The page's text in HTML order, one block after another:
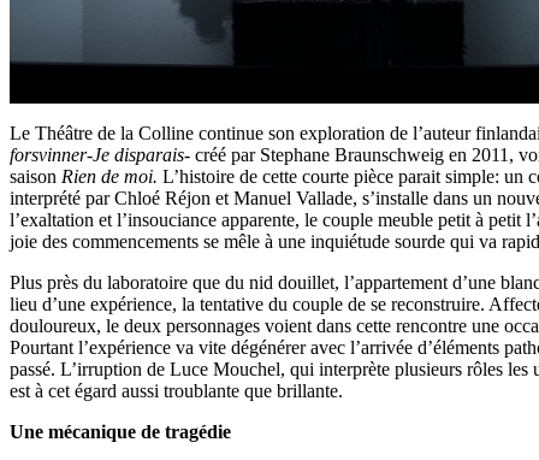
Le Théâtre de la Colline continue son exploration de l’auteur
forsvinner-Je disparais- créé par Stephane Braunschweig en 2011,
saison Rien de moi. L’histoire de cette courte pièce parait simple: un
interprété par Chloé Réjon et Manuel Vallade, s’installe dans un
l’exaltation et l’insouciance apparente, le couple meuble petit à petit
joie des commencements se mêle à une inquiétude sourde qui va
Plus près du laboratoire que du nid douillet, l’appartement d’une
lieu d’une expérience, la tentative du couple de se reconstruire.
douloureux, le deux personnages voient dans cette rencontre une
Pourtant l’expérience va vite dégénérer avec l’arrivée d’éléments
passé. L’irruption de Luce Mouchel, qui interprète plusieurs rôles les
est à cet égard aussi troublante que brillante.
Une mécanique de tragédie